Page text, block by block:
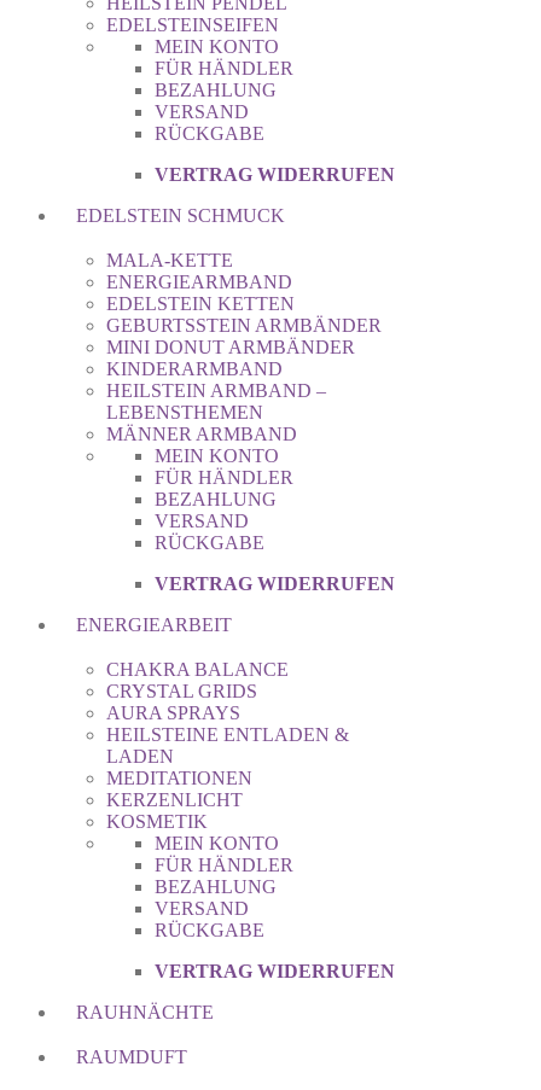
EDELSTEINSEIFEN
MEIN KONTO
FÜR HÄNDLER
BEZAHLUNG
VERSAND
RÜCKGABE
VERTRAG WIDERRUFEN
EDELSTEIN SCHMUCK
MALA-KETTE
ENERGIEARMBAND
EDELSTEIN KETTEN
GEBURTSSTEIN ARMBÄNDER
MINI DONUT ARMBÄNDER
KINDERARMBAND
HEILSTEIN ARMBAND –
LEBENSTHEMEN
MÄNNER ARMBAND
MEIN KONTO
FÜR HÄNDLER
BEZAHLUNG
VERSAND
RÜCKGABE
VERTRAG WIDERRUFEN
ENERGIEARBEIT
CHAKRA BALANCE
CRYSTAL GRIDS
AURA SPRAYS
HEILSTEINE ENTLADEN &
LADEN
MEDITATIONEN
KERZENLICHT
KOSMETIK
MEIN KONTO
FÜR HÄNDLER
BEZAHLUNG
VERSAND
RÜCKGABE
VERTRAG WIDERRUFEN
RAUHNÄCHTE
RAUMDUFT